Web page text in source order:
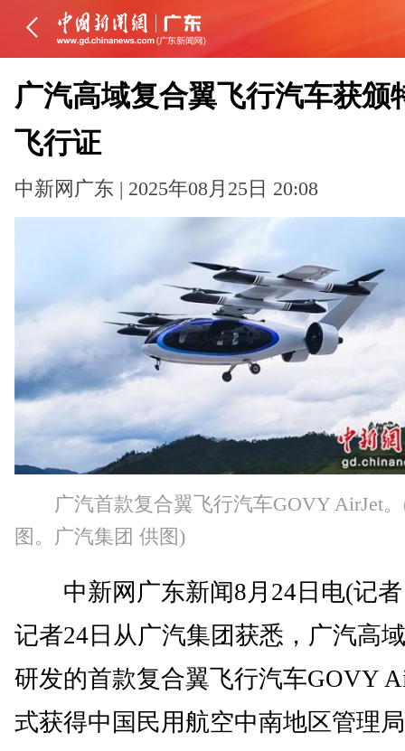
广汽高域复合翼飞行汽车获颁
飞行证
中新网广东 | 2025年08月25日 20:08
广汽首款复合翼飞行汽车GOVY AirJet
图。广汽集团 供图)
中新网广东新闻8月24日电(记
记者24日从广汽集团获悉，广汽高
研发的首款复合翼飞行汽车GOVY
式获得中国民用航空中南地区管理